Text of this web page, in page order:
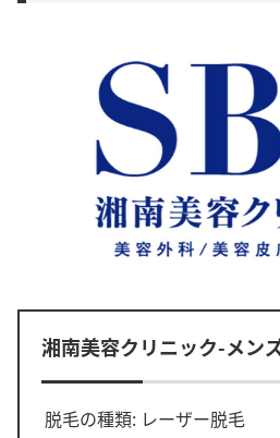
湘南美容クリニック-メン
脱毛の種類: レーザー脱毛